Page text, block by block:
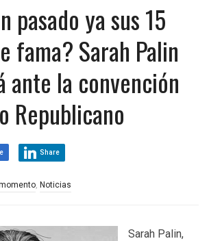
pasado ya sus 15
fama? Sarah Palin
ante la convención
Republicano
Share
, Noticias
Sarah Palin,